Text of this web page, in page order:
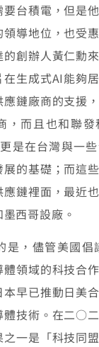
台積電，但是
導地位，也受
創辦人黃仁勳
生成式AI能夠
鏈廠商的支援
，而且也和聯發
是在台灣與一
的基礎；而這
鏈裡面，最近
西哥設廠。
，儘管美國倡
領域的科技合
早已推動日美
體技術。在二○
一是「科技同